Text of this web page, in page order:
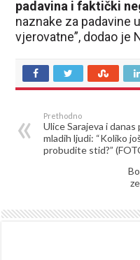
padavina i faktički
naznake za padavine
vjerovatne”, dodao je
Prethodno
Ulice Sarajeva i
mladih ljudi: “Koliko
probudite stid?”